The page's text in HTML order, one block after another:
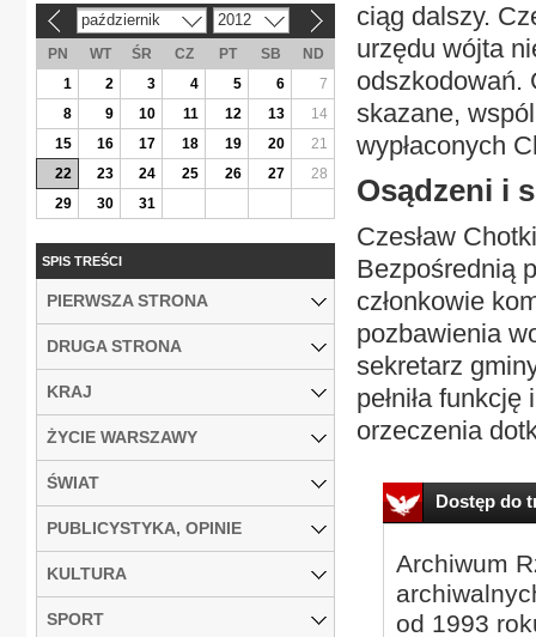
ciąg dalszy.
urzędu wójta
odszkodowań.
skazane,
wypłaconych
Osądzeni i
Czesław
Bezpośrednią
członkowie
pozbawienia
sekretarz
pełniła
orzeczenia
Dostęp do
Archiwum
od 1993
październik 2012
PN WT ŚR CZ PT SB
ND
1
2 3 4 5 6
7
8
9 10 11 12 13
14
15
16 17 18 19 20
21
22
23 24 25 26 27
28
29
30 31
SPIS TREŚCI
PIERWSZA STRONA
DRUGA STRONA
KRAJ
ŻYCIE WARSZAWY
ŚWIAT
PUBLICYSTYKA, OPINIE
KULTURA
SPORT